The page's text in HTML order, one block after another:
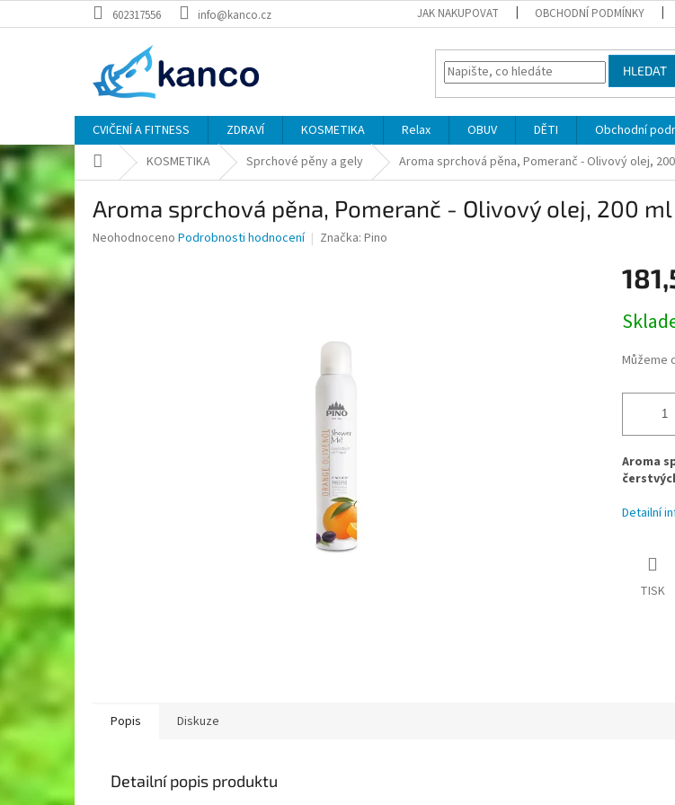
na
602317556 info@kanco.cz JAK NAKUPOVAT OBCHODNÍ PODMÍNKY
HLEDAT
CVIČENÍ A FITNESS ZDRAVÍ KOSMETIKA Relax OBUV DĚTI Obchodní
Domů KOSMETIKA Sprchové pěny a gely Aroma sprchová pěna, Pomeranč - Olivový olej,
Aroma sprchová pěna, Pomeranč - Olivový olej, 200 ml
Průměrné
Neohodnoceno Podrobnosti hodnocení Značka: Pino
cena:
Můžeme
Aroma
Detailní
TISK
Popis Diskuze
Detailní popis produktu